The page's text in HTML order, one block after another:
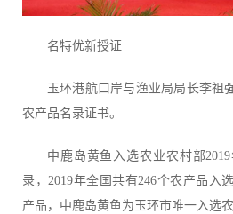
名特优新授证
玉环港航口岸与渔业局局长李祖
农产品名录证书。
中鹿岛黄鱼入选农业农村部
录，2019年全国共有246个农产品入
产品，中鹿岛黄鱼为玉环市唯一入选农